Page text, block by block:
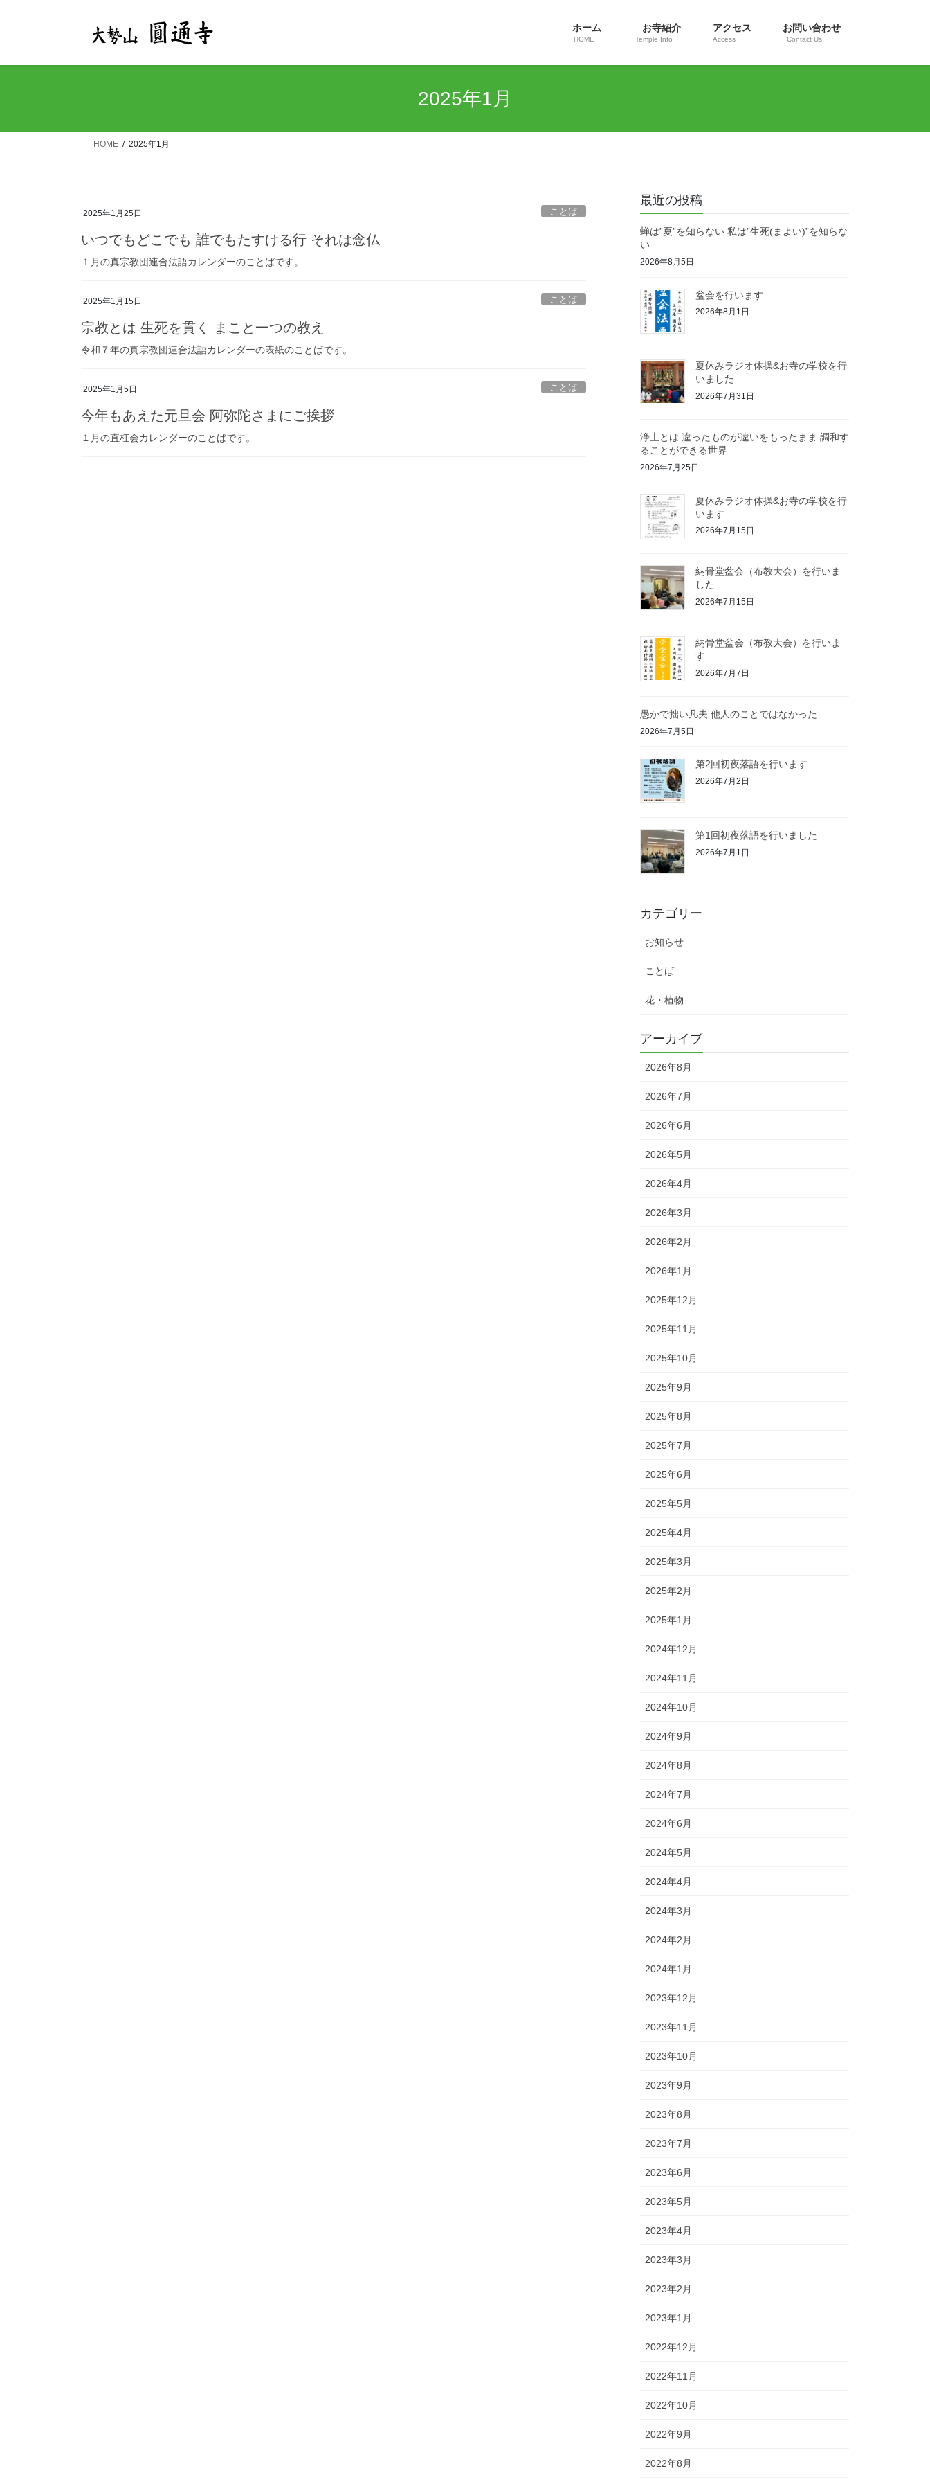
ホーム
HOME
お寺紹介
Temple Info
アクセス
Access
お問い合わせ
Contact Us
2025年1月
HOME 2025年1月
2025年1月25日 ことば
いつでもどこでも 誰でもたすける行 それは念仏
１月の真宗教団連合法語カレンダーのことばです。
2025年1月15日 ことば
宗教とは 生死を貫く まこと一つの教え
令和７年の真宗教団連合法語カレンダーの表紙のことばです。
2025年1月5日 ことば
今年もあえた元旦会 阿弥陀さまにご挨拶
１月の直枉会カレンダーのことばです。
最近の投稿
蝉は”夏”を知らない 私は”生死(まよい)”を知らな
い
2026年8月5日
盆会を行います
2026年8月1日
夏休みラジオ体操&お寺の学校を行
いました
2026年7月31日
浄土とは 違ったものが違いをもったまま 調和す
ることができる世界
2026年7月25日
夏休みラジオ体操&お寺の学校を行
います
2026年7月15日
納骨堂盆会（布教大会）を行いま
した
2026年7月15日
納骨堂盆会（布教大会）を行いま
す
2026年7月7日
愚かで拙い凡夫 他人のことではなかった…
2026年7月5日
第2回初夜落語を行います
2026年7月2日
第1回初夜落語を行いました
2026年7月1日
カテゴリー
お知らせ
ことば
花・植物
アーカイブ
2026年8月
2026年7月
2026年6月
2026年5月
2026年4月
2026年3月
2026年2月
2026年1月
2025年12月
2025年11月
2025年10月
2025年9月
2025年8月
2025年7月
2025年6月
2025年5月
2025年4月
2025年3月
2025年2月
2025年1月
2024年12月
2024年11月
2024年10月
2024年9月
2024年8月
2024年7月
2024年6月
2024年5月
2024年4月
2024年3月
2024年2月
2024年1月
2023年12月
2023年11月
2023年10月
2023年9月
2023年8月
2023年7月
2023年6月
2023年5月
2023年4月
2023年3月
2023年2月
2023年1月
2022年12月
2022年11月
2022年10月
2022年9月
2022年8月